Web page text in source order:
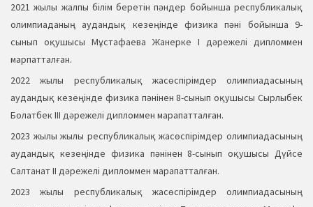
2021 жылы жалпы білім беретін пәндер бойынша республикалық
олимпиаданың аудандық кезеңінде физика пәні бойынша 9-
сынып оқушысы Мұстафаева Жанерке І дәрежелі дипломмен
марпатталған.
2022 жылы республикалық жасөспірімдер олимпиадасының
аудандық кезеңінде физика пәнінен 8-сынып оқушысы Сырлыбек
Болатбек ІІІ дәрежелі дипломмен марапатталған.
2023 жылы жылы республикалық жасөспірімдер олимпиадасының
аудандық кезеңінде физика пәнінен 8-сынып оқушысы Дүйсе
Салтанат ІІ дәрежелі дипломмен марапатталған.
2023 жылы республикалық жасөспірімдер олимпиадасының